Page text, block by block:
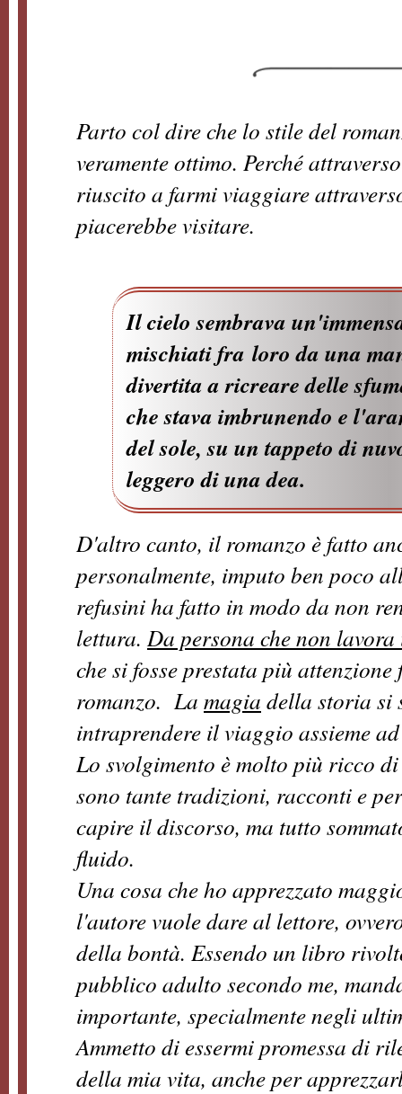
Parto col dire che lo stile del
veramente ottimo. Perché
riuscito a farmi viaggiare
piacerebbe visitare.
Il cielo sembrava
mischiati fra loro da una
divertita a ricreare delle
che stava imbrunendo e
del sole, su un tappeto di
leggero di una dea.
D'altro canto, il romanzo è fatto
personalmente, imputo ben poco
refusini ha fatto in modo da non
lettura. Da persona che non
che si fosse prestata più
romanzo. La magia della storia si
intraprendere il viaggio assieme
Lo svolgimento è molto più ricco
sono tante tradizioni, racconti e
capire il discorso, ma tutto
fluido.
Una cosa che ho apprezzato
l'autore vuole dare al lettore,
della bontà. Essendo un libro
pubblico adulto secondo me,
importante, specialmente negli
Ammetto di essermi promessa di
della mia vita, anche per